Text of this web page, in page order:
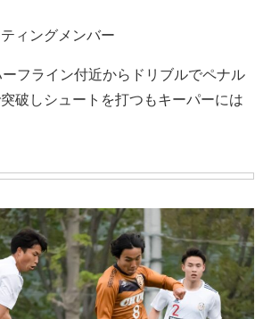
ィングメンバー
フライン付近からドリブルでペナル
破しシュートを打つもキーパーには